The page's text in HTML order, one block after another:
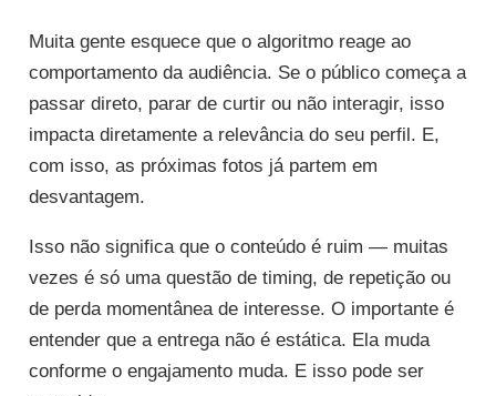
Muita gente esquece que o algoritmo reage ao
comportamento da audiência. Se o público começa a
passar direto, parar de curtir ou não interagir, isso
impacta diretamente a relevância do seu perfil. E,
com isso, as próximas fotos já partem em
desvantagem.
Isso não significa que o conteúdo é ruim — muitas
vezes é só uma questão de timing, de repetição ou
de perda momentânea de interesse. O importante é
entender que a entrega não é estática. Ela muda
conforme o engajamento muda. E isso pode ser